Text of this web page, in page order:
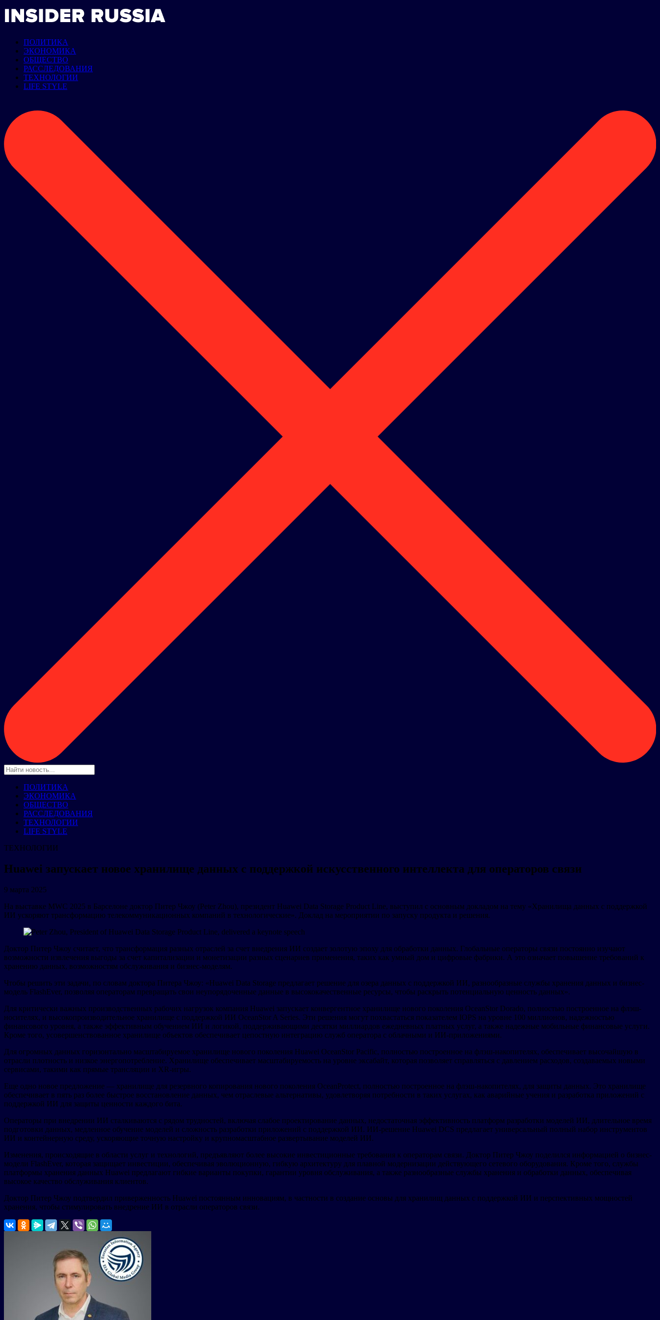
ПОЛИТИКА
ЭКОНОМИКА
ОБЩЕСТВО
РАССЛЕДОВАНИЯ
ТЕХНОЛОГИИ
LIFE STYLE
ПОЛИТИКА
ЭКОНОМИКА
ОБЩЕСТВО
РАССЛЕДОВАНИЯ
ТЕХНОЛОГИИ
LIFE STYLE
ТЕХНОЛОГИИ
Huawei запускает новое хранилище данных с поддержкой искусственного интеллекта для операторов связи
9 марта 2025
На выставке MWC 2025 в Барселоне доктор Питер Чжоу (Peter Zhou), президент Huawei Data Storage Product Line, выступил с основным докладом на тему «Хранилища данных с поддержкой
ИИ ускоряют трансформацию телекоммуникационных компаний в технологические». Доклад на мероприятии по запуску продукта и решения.
Доктор Питер Чжоу считает, что трансформация разных отраслей за счет внедрения ИИ создает золотую эпоху для обработки данных. Глобальные операторы связи постоянно изучают
возможности извлечения выгоды за счет капитализации и монетизации разных сценариев применения, таких как умный дом и цифровые фабрики. А это означает повышение требований к
хранению данных, возможностям обслуживания и бизнес-моделям.
Чтобы решить эти задачи, по словам доктора Питера Чжоу: «Huawei Data Storage предлагает решение для озера данных с поддержкой ИИ, разнообразные службы хранения данных и бизнес-
модель FlashEver, позволяя операторам превращать свои неупорядоченные данные в высококачественные ресурсы, чтобы раскрыть потенциальную ценность данных».
Для критически важных производственных рабочих нагрузок компания Huawei запускает конвергентное хранилище нового поколения OceanStor Dorado, полностью построенное на флэш-
носителях, и высокопроизводительное хранилище с поддержкой ИИ OceanStor A Series. Эти решения могут похвастаться показателем IOPS на уровне 100 миллионов, надежностью
финансового уровня, а также эффективным обучением ИИ и логикой, поддерживающими десятки миллиардов ежедневных платных услуг, а также надежные мобильные финансовые услуги.
Кроме того, усовершенствованное хранилище объектов обеспечивает цепостную интеграцию служб оператора с облачными и ИИ-приложениями.
Для огромных данных горизонтально масштабируемое хранилище нового поколения Huawei OceanStor Pacific, полностью построенное на флэш-накопителях, обеспечивает высочайшую в
отрасли плотность и низкое энергопотребление. Хранилище обеспечивает масштабируемость на уровне эксабайт, которая позволяет справляться с давлением расходов, создаваемых новыми
сервисами, такими как прямые трансляции и XR-игры.
Еще одно новое предложение — хранилище для резервного копирования нового поколения OceanProtect, полностью построенное на флэш-накопителях, для защиты данных. Это хранилище
обеспечивает в пять раз более быстрое восстановление данных, чем отраслевые альтернативы, удовлетворяя потребности в таких услугах, как аварийные учения и разработка приложений с
поддержкой ИИ для защиты ценности каждого бита.
Операторы при внедрении ИИ сталкиваются с рядом трудностей, включая слабое проектирование данных, недостаточная эффективность платформ разработки моделей ИИ, длительное время
подготовки данных, медленное обучение моделей и сложность разработки приложений с поддержкой ИИ. ИИ-решение Huawei DCS предлагает универсальный полный набор инструментов
ИИ и контейнерную среду, ускоряющие точную настройку и крупномасштабное развертывание моделей ИИ.
Изменения, происходящие в области услуг и технологий, предъявляют более высокие инвестиционные требования к операторам связи. Доктор Питер Чжоу поделился информацией о бизнес-
модели FlashEver, которая защищает инвестиции, обеспечивая эволюционную, гибкую архитектуру для плавной модернизации действующего сетевого оборудования. Кроме того, службы
платформы хранения данных Huawei предлагают гибкие варианты покупки, гарантии уровня обслуживания, а также разнообразные службы хранения и обработки данных, обеспечивая
высокое качество обслуживания клиентов.
Доктор Питер Чжоу подтвердил приверженность Huawei постоянным инновациям, в частности в создание основы для хранилищ данных с поддержкой ИИ и перспективных мощностей
хранения, чтобы стимулировать внедрение ИИ в отрасли операторов связи.